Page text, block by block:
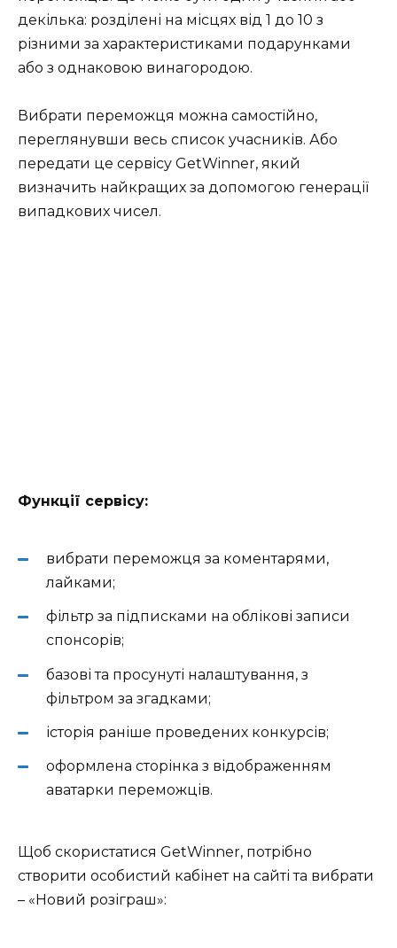
декілька: розділені на місцях від 1 до 10 з
різними за характеристиками подарунками
або з однаковою винагородою.
Вибрати переможця можна самостійно,
переглянувши весь список учасників. Або
передати це сервісу GetWinner, який
визначить найкращих за допомогою генерації
випадкових чисел.
Функції сервісу:
вибрати переможця за коментарями,
лайками;
фільтр за підписками на облікові записи
спонсорів;
базові та просунуті налаштування, з
фільтром за згадками;
історія раніше проведених конкурсів;
оформлена сторінка з відображенням
аватарки переможців.
Щоб скористатися GetWinner, потрібно
створити особистий кабінет на сайті та вибрати
– «Новий розіграш»: